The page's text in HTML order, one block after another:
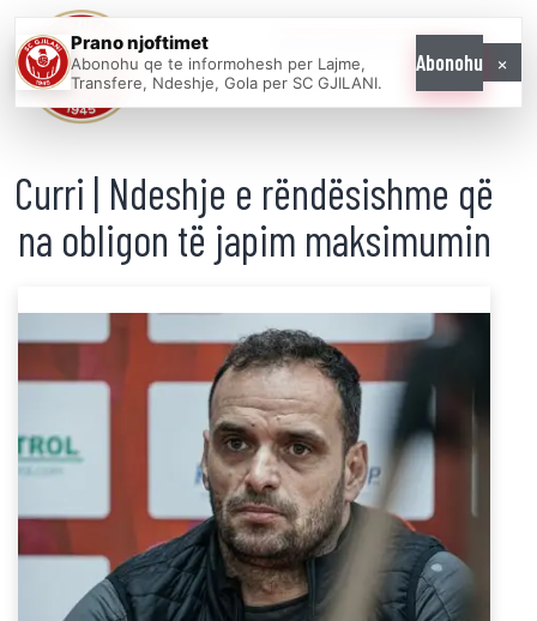
ONE
Curri | Ndeshje e rëndësishme që
na obligon të japim maksimumin
Prano njoftimet
Abonohu qe te informohesh per Lajme,
Transfere, Ndeshje, Gola per SC GJILANI.
Abonohu ×